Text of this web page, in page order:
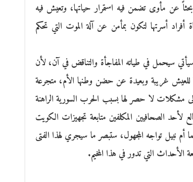
عن مأوى تضمن فيه استمرار حياتها، وتعيش فيه
أفراد أسرتها لتكون بمأمن عن آلة الموت التي تحكم
سيحمل في طياته المفاجأة والتناقض في آن، لأن
للعيش غريبة وبعيدة عن حضن وطنها الأم، متجرعة
إلى مشكلات لا حصر لها بسبب الحرب السورية الراهنة
لأحد الصحافيين المكلفين متابعة تجهيزات الكويت
نبيل تواجه المجهول، ستبصر ما سيجري لهذا الفتى
التي تدور في هذا المخيم.